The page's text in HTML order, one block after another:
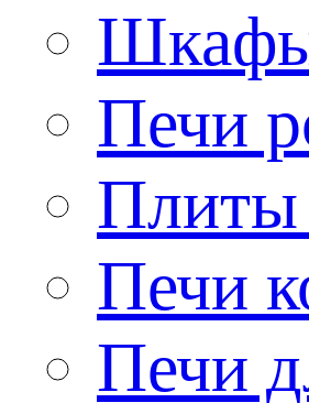
Шкафы
Печи
Плиты
Печи
Печи